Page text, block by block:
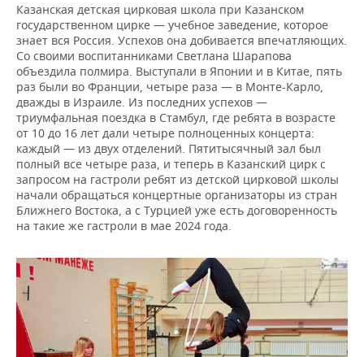
Казанская детская цирковая школа при Казанском
государственном цирке — учебное заведение, которое
знает вся Россия. Успехов она добивается впечатляющих.
Со своими воспитанниками Светлана Шарапова
объездила полмира. Выступали в Японии и в Китае, пять
раз были во Франции, четыре раза — в Монте-Карло,
дважды в Израиле. Из последних успехов —
триумфальная поездка в Стамбул, где ребята в возрасте
от 10 до 16 лет дали четыре полноценных концерта:
каждый — из двух отделений. Пятитысячный зал был
полный все четыре раза, и теперь в Казанский цирк с
запросом на гастроли ребят из детской цирковой школы
начали обращаться концертные организаторы из стран
Ближнего Востока, а с Турцией уже есть договоренность
на такие же гастроли в мае 2024 года.